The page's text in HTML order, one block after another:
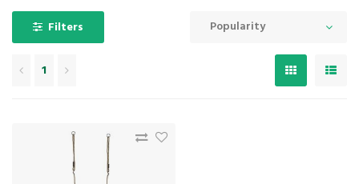
Filters Popularity
1